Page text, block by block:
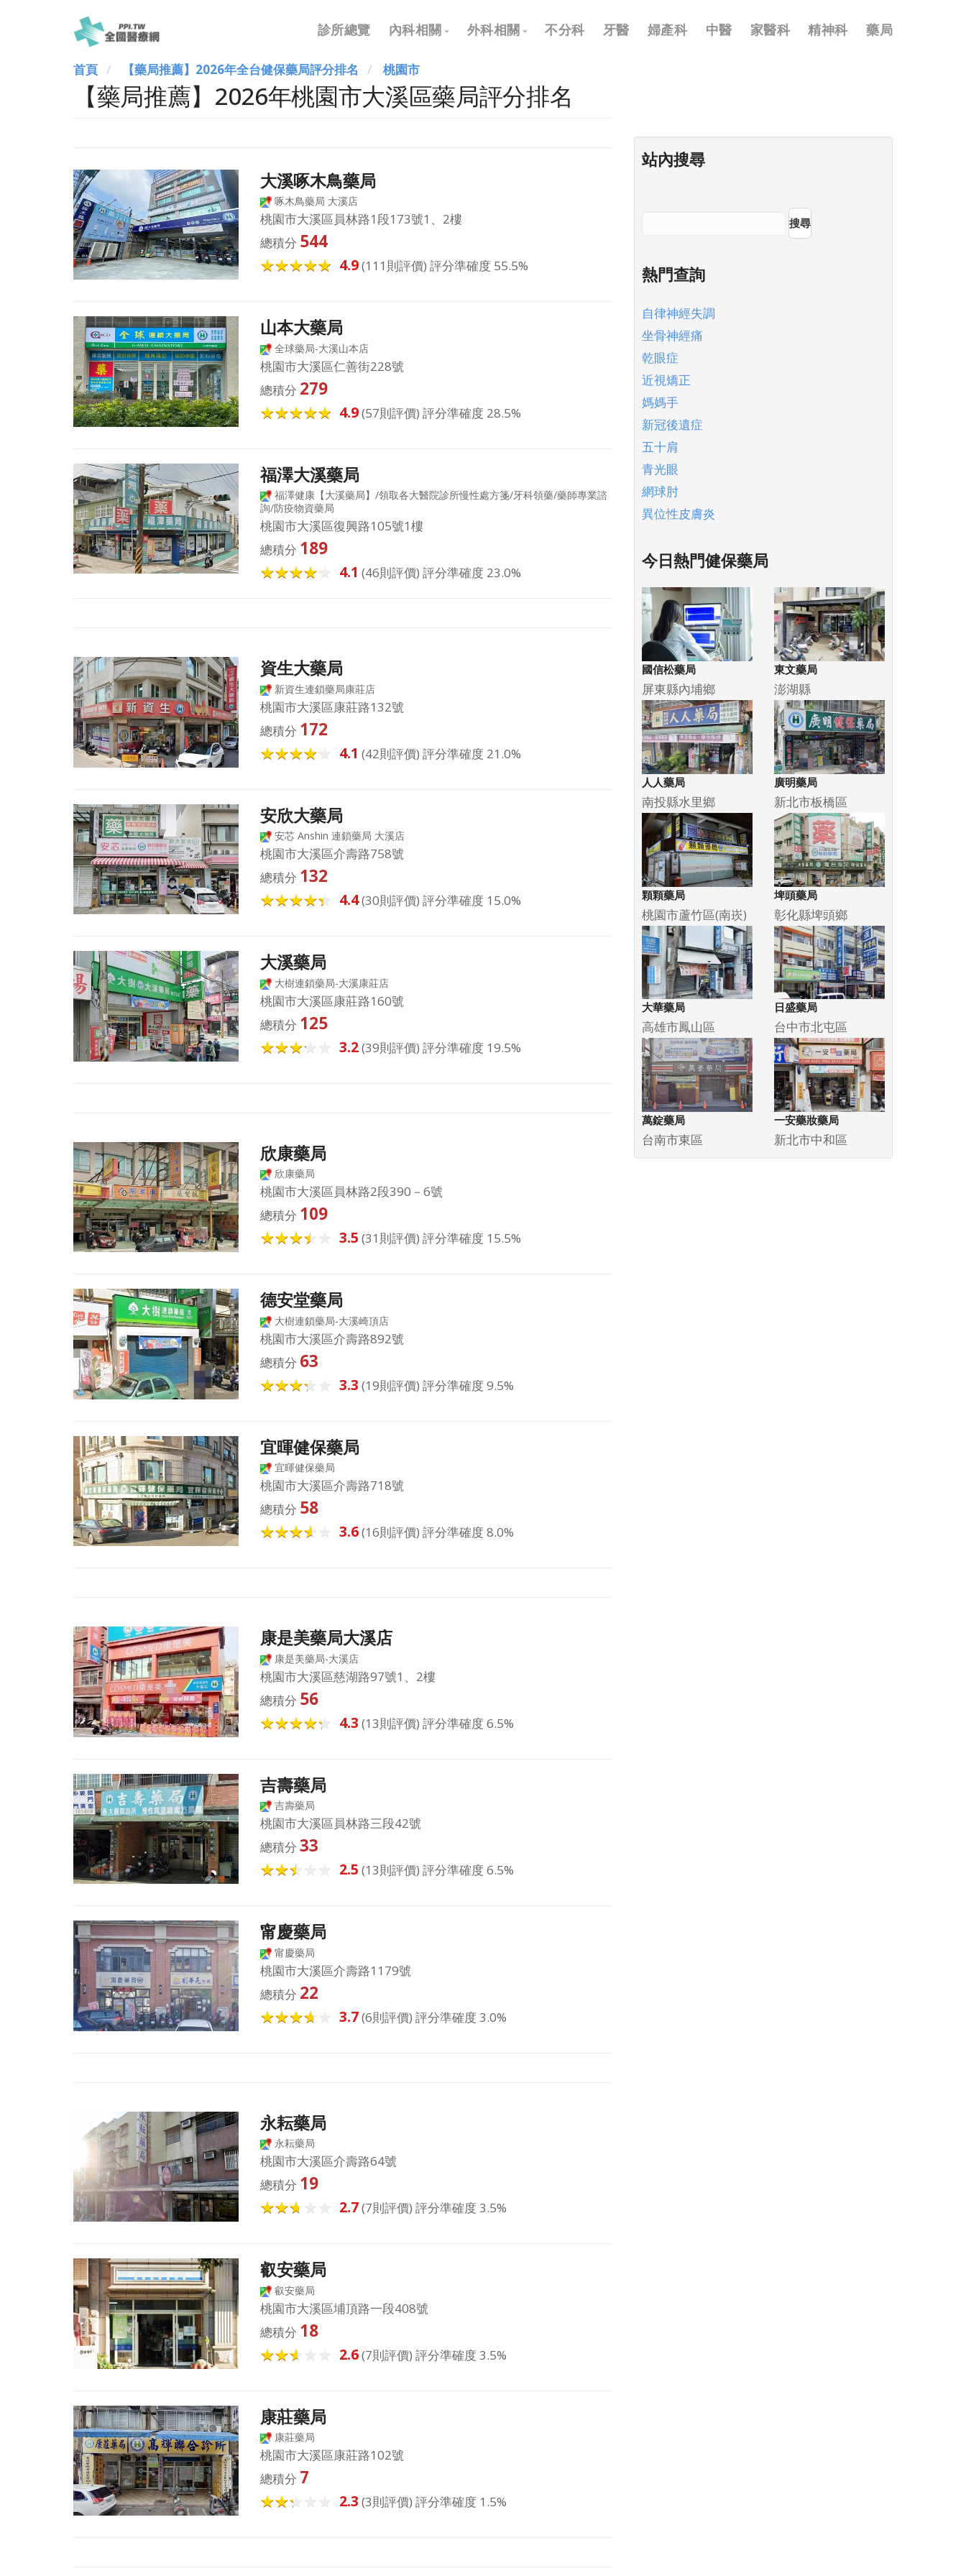
Main
navigation
診所總覽 內科相關
內科
兒科
外科相關
外科
耳鼻喉科
不分科 牙醫 婦產科 中醫 家醫科 精神科 藥局
首頁 【藥局推薦】2026年全台健保藥局評分排名 桃園市
【藥局推薦】2026年桃園市大溪區藥局評分排名
大溪啄木鳥藥局
啄木鳥藥局 大溪店
桃園市大溪區員林路1段173號1、2樓
總積分 544
4.9(111則評價) 評分準確度 55.5%
山本大藥局
全球藥局-大溪山本店
桃園市大溪區仁善街228號
總積分 279
4.9(57則評價) 評分準確度 28.5%
福澤大溪藥局
福澤健康【大溪藥局】/領取各大醫院診所慢性處方箋/牙科領藥/藥師專業諮
詢/防疫物資藥局
桃園市大溪區復興路105號1樓
總積分 189
4.1 (46則評價) 評分準確度 23.0%
資生大藥局
新資生連鎖藥局康莊店
桃園市大溪區康莊路132號
總積分 172
4.1 (42則評價) 評分準確度 21.0%
安欣大藥局
安芯 Anshin 連鎖藥局 大溪店
桃園市大溪區介壽路758號
總積分 132
4.4(30則評價) 評分準確度 15.0%
大溪藥局
大樹連鎖藥局-大溪康莊店
桃園市大溪區康莊路160號
總積分 125
3.2(39則評價) 評分準確度 19.5%
欣康藥局
欣康藥局
桃園市大溪區員林路2段390－6號
總積分 109
3.5 (31則評價) 評分準確度 15.5%
德安堂藥局
大樹連鎖藥局-大溪崎頂店
桃園市大溪區介壽路892號
總積分 63
3.3 (19則評價) 評分準確度 9.5%
宜暉健保藥局
宜暉健保藥局
桃園市大溪區介壽路718號
總積分 58
3.6(16則評價) 評分準確度 8.0%
康是美藥局大溪店
康是美藥局-大溪店
桃園市大溪區慈湖路97號1、2樓
總積分 56
4.3 (13則評價) 評分準確度 6.5%
吉壽藥局
吉壽藥局
桃園市大溪區員林路三段42號
總積分 33
2.5 (13則評價) 評分準確度 6.5%
甯慶藥局
甯慶藥局
桃園市大溪區介壽路1179號
總積分 22
3.7(6則評價) 評分準確度 3.0%
永耘藥局
永耘藥局
桃園市大溪區介壽路64號
總積分 19
2.7(7則評價) 評分準確度 3.5%
叡安藥局
叡安藥局
桃園市大溪區埔頂路一段408號
總積分 18
2.6(7則評價) 評分準確度 3.5%
康莊藥局
康莊藥局
桃園市大溪區康莊路102號
總積分 7
2.3 (3則評價) 評分準確度 1.5%
站內搜尋
搜尋
熱門查詢
自律神經失調
坐骨神經痛
乾眼症
近視矯正
媽媽手
新冠後遺症
五十肩
青光眼
網球肘
異位性皮膚炎
今日熱門健保藥局
國信松藥局
屏東縣內埔鄉
東文藥局
澎湖縣
人人藥局
南投縣水里鄉
廣明藥局
新北市板橋區
顆顆藥局
桃園市蘆竹區(南崁)
埤頭藥局
彰化縣埤頭鄉
大華藥局
高雄市鳳山區
日盛藥局
台中市北屯區
萬錠藥局
台南市東區
一安藥妝藥局
新北市中和區